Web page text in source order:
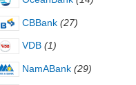
CBBank (27)
VDB (1)
NamABank (29)